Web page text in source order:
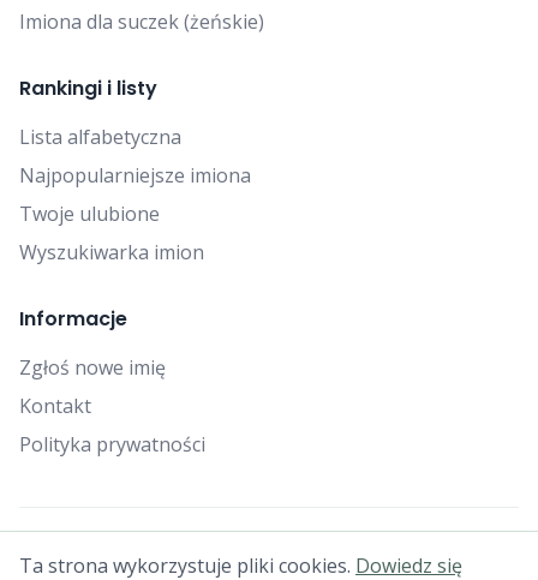
Imiona dla suczek (żeńskie)
Rankingi i listy
Lista alfabetyczna
Najpopularniejsze imiona
Twoje ulubione
Wyszukiwarka imion
Informacje
Zgłoś nowe imię
Kontakt
Polityka prywatności
© 2025 Falcon Bytes. Wszelkie prawa zastrzeżone.
Ta strona wykorzystuje pliki cookies. Dowiedz się